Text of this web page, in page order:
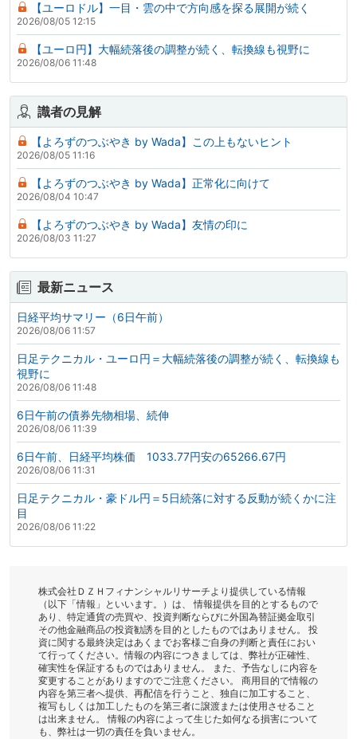
【ユーロドル】一目・雲の中で方向感を探る展開が続く
2026/08/05 12:15
【ユーロ円】大幅続落後の調整が続く、転換線も視野に
2026/08/06 11:48
識者の見解
【よろずのつぶやき by Wada】この上もないヒント
2026/08/05 11:16
【よろずのつぶやき by Wada】正常化に向けて
2026/08/04 10:47
【よろずのつぶやき by Wada】友情の印に
2026/08/03 11:27
最新ニュース
日経平均サマリー（6日午前）
2026/08/06 11:57
日足テクニカル・ユーロ円＝大幅続落後の調整が続く、転換線も
視野に
2026/08/06 11:48
6日午前の債券先物相場、続伸
2026/08/06 11:39
6日午前、日経平均株価 1033.77円安の65266.67円
2026/08/06 11:31
日足テクニカル・豪ドル円＝5日続落に対する反動が続くかに注
目
2026/08/06 11:22
株式会社ＤＺＨフィナンシャルリサーチより提供している情報
（以下「情報」といいます。）は、 情報提供を目的とするもので
あり、特定通貨の売買や、投資判断ならびに外国為替証拠金取引
その他金融商品の投資勧誘を目的としたものではありません。 投
資に関する最終決定はあくまでお客様ご自身の判断と責任におい
て行ってください。情報の内容につきましては、弊社が正確性、
確実性を保証するものではありません。 また、予告なしに内容を
変更することがありますのでご注意ください。 商用目的で情報の
内容を第三者へ提供、再配信を行うこと、独自に加工すること、
複写もしくは加工したものを第三者に譲渡または使用させること
は出来ません。 情報の内容によって生じた如何なる損害について
も、弊社は一切の責任を負いません。